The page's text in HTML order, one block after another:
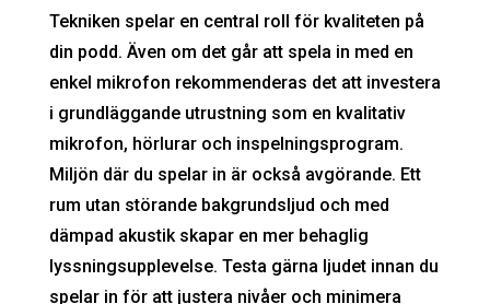
Tekniken spelar en central roll för kvaliteten på
din podd. Även om det går att spela in med en
enkel mikrofon rekommenderas det att investera
i grundläggande utrustning som en kvalitativ
mikrofon, hörlurar och inspelningsprogram.
Miljön där du spelar in är också avgörande. Ett
rum utan störande bakgrundsljud och med
dämpad akustik skapar en mer behaglig
lyssningsupplevelse. Testa gärna ljudet innan du
spelar in för att justera nivåer och minimera